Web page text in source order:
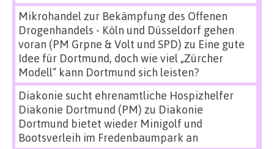
Mikrohandel zur Bekämpfung des Offenen
Drogenhandels - Köln und Düsseldorf gehen
voran (PM Grpne & Volt und SPD) zu Eine gute
Idee für Dortmund, doch wie viel „Zürcher
Modell“ kann Dortmund sich leisten?
Diakonie sucht ehrenamtliche Hospizhelfer
Diakonie Dortmund (PM) zu Diakonie
Dortmund bietet wieder Minigolf und
Bootsverleih im Fredenbaumpark an